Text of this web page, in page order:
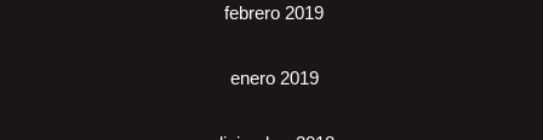
febrero 2019
enero 2019